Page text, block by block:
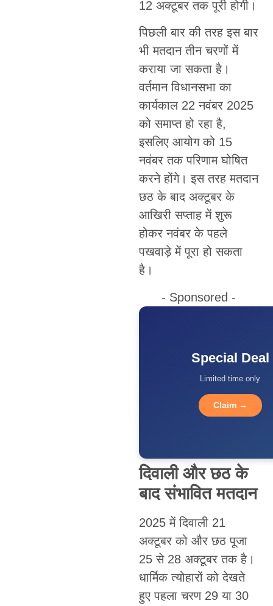
12 अक्टूबर तक पूरी होगी।
पिछली बार की तरह इस बार
भी मतदान तीन चरणों में
कराया जा सकता है।
वर्तमान विधानसभा का
कार्यकाल 22 नवंबर 2025
को समाप्त हो रहा है,
इसलिए आयोग को 15
नवंबर तक परिणाम घोषित
करने होंगे। इस तरह मतदान
छठ के बाद अक्टूबर के
आखिरी सप्ताह में शुरू
होकर नवंबर के पहले
पखवाड़े में पूरा हो सकता
है।
- Sponsored -
Special Deal
Limited time only
Claim →
दिवाली और छठ के
बाद संभावित मतदान
2025 में दिवाली 21
अक्टूबर को और छठ पूजा
25 से 28 अक्टूबर तक है।
धार्मिक त्योहारों को देखते
हुए पहला चरण 29 या 30